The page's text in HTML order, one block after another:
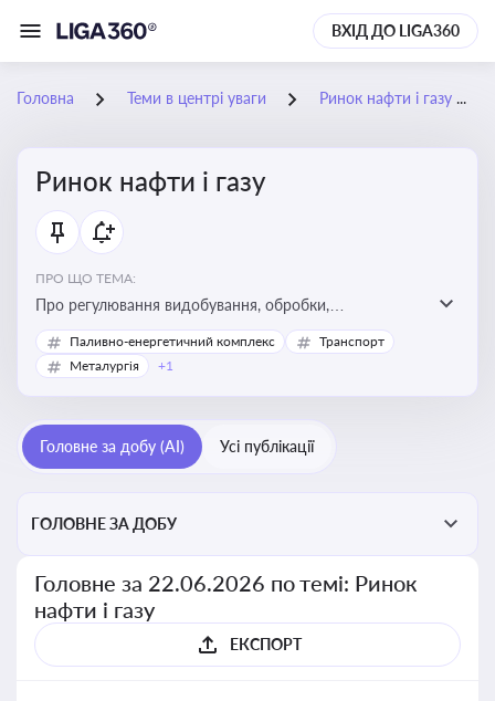
ВХІД ДО LIGA360
Головна Теми в центрі уваги Ринок нафти і газу
Ринок нафти і газу
ПРО ЩО ТЕМА:
Про регулювання видобування, обробки,
транспортування та реалізації нафти й природного
газу, що критично важливо для енергетичної безпеки,
Паливно-енергетичний комплекс
Транспорт
Металургія
+1
Головне за добу (AI) Усі публікації
ГОЛОВНЕ ЗА ДОБУ
Головне за 22.06.2026 по темі: Ринок
нафти і газу
ЕКСПОРТ